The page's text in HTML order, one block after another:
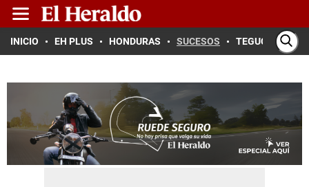
INICIO EH PLUS HONDURAS SUCESOS TEGUCIGALPA